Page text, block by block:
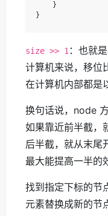
    }
size >> 1 ：也就
计算机来说，移位
在计算机内部都是
换句话说，node
如果靠近前半截，
后半截，就从末尾
最大能提高一半的
找到指定下标的节
元素替换成新的